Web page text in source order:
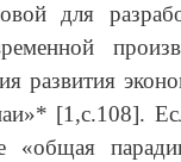
для
развития
[1,с.108].
«общая